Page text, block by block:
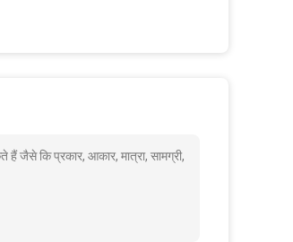
जैसे कि प्रकार, आकार, मात्रा, सामग्री,